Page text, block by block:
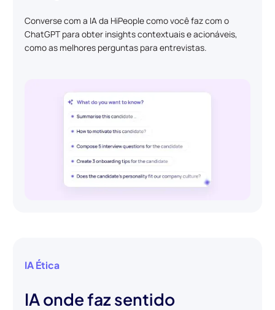
Converse com a IA da HiPeople como você faz com o
ChatGPT para obter insights contextuais e acionáveis,
como as melhores perguntas para entrevistas.
IA Ética
IA onde faz sentido